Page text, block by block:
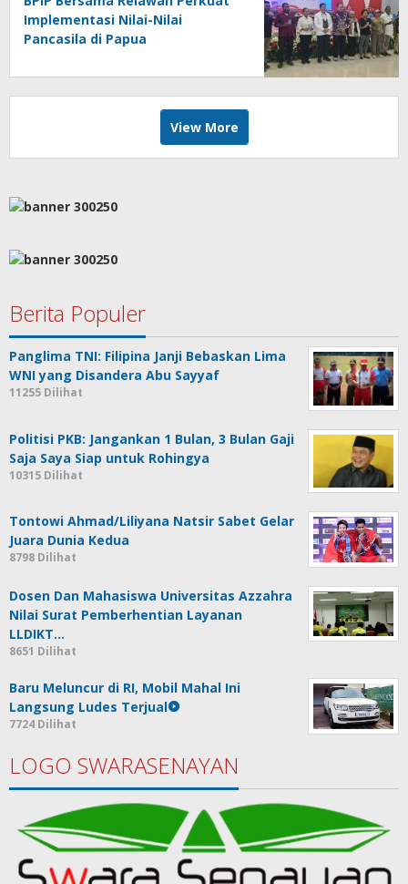
Implementasi Nilai-Nilai
Pancasila di Papua
View More
Berita Populer
Panglima TNI: Filipina Janji Bebaskan Lima
WNI yang Disandera Abu Sayyaf
11255 Dilihat
Politisi PKB: Jangankan 1 Bulan, 3 Bulan Gaji
Saja Saya Siap untuk Rohingya
10315 Dilihat
Tontowi Ahmad/Liliyana Natsir Sabet Gelar
Juara Dunia Kedua
8798 Dilihat
Dosen Dan Mahasiswa Universitas Azzahra
Nilai Surat Pemberhentian Layanan
LLDIKT…
8651 Dilihat
Baru Meluncur di RI, Mobil Mahal Ini
Langsung Ludes Terjual
7724 Dilihat
LOGO SWARASENAYAN